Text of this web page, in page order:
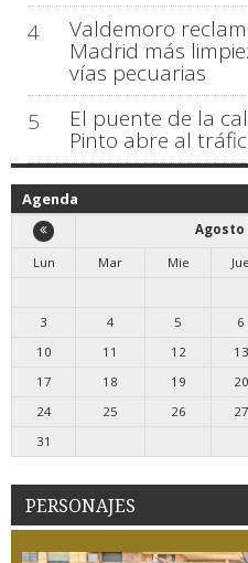
4
Valdemoro
Madrid más
vías pecuarias
5
El puente de la
Pinto abre al
Agenda
Agosto
Lun
Mar Mie Jue
3
4 5 6
10
11 12 13
17
18 19 20
24
25 26 27
31
PERSONAJES